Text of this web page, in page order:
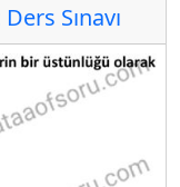
Sınavı